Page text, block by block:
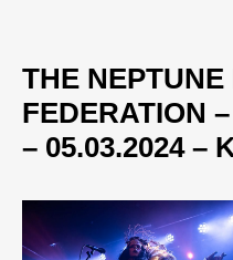
THE NEPTUNE
FEDERATION
– 05.03.2024 –